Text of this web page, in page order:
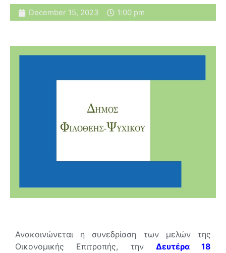
December 15, 2023 1:00 pm
Ανακοινώνεται η συνεδρίαση των μελών της
Οικονομικής Επιτροπής, την Δευτέρα 18